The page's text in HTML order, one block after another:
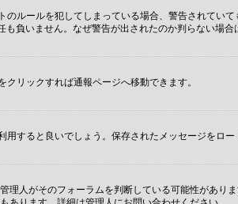
ルールを犯してしまっている場合、警告されてい
負いません。なぜ警告が出されたのか判らない場
リックすれば通報ページへ移動できます。
すると良いでしょう。保存されたメッセージをロー
理人がそのフォーラムを判断している可能性があ